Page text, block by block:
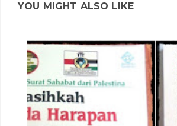
YOU MIGHT ALSO LIKE